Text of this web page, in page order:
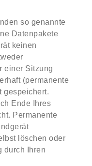
so genannte
Datenpakete
keinen
einer Sitzung
(permanente
gespeichert.
Ende Ihres
Permanente
löschen oder
durch Ihren